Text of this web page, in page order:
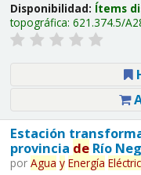
Disponibilidad: Ítems
topográfica: 621.374.5/
Estación
provincia deRío
por Agua y Energía